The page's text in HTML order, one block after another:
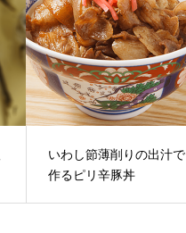
いわし節薄削りの出汁で
作るピリ辛豚丼